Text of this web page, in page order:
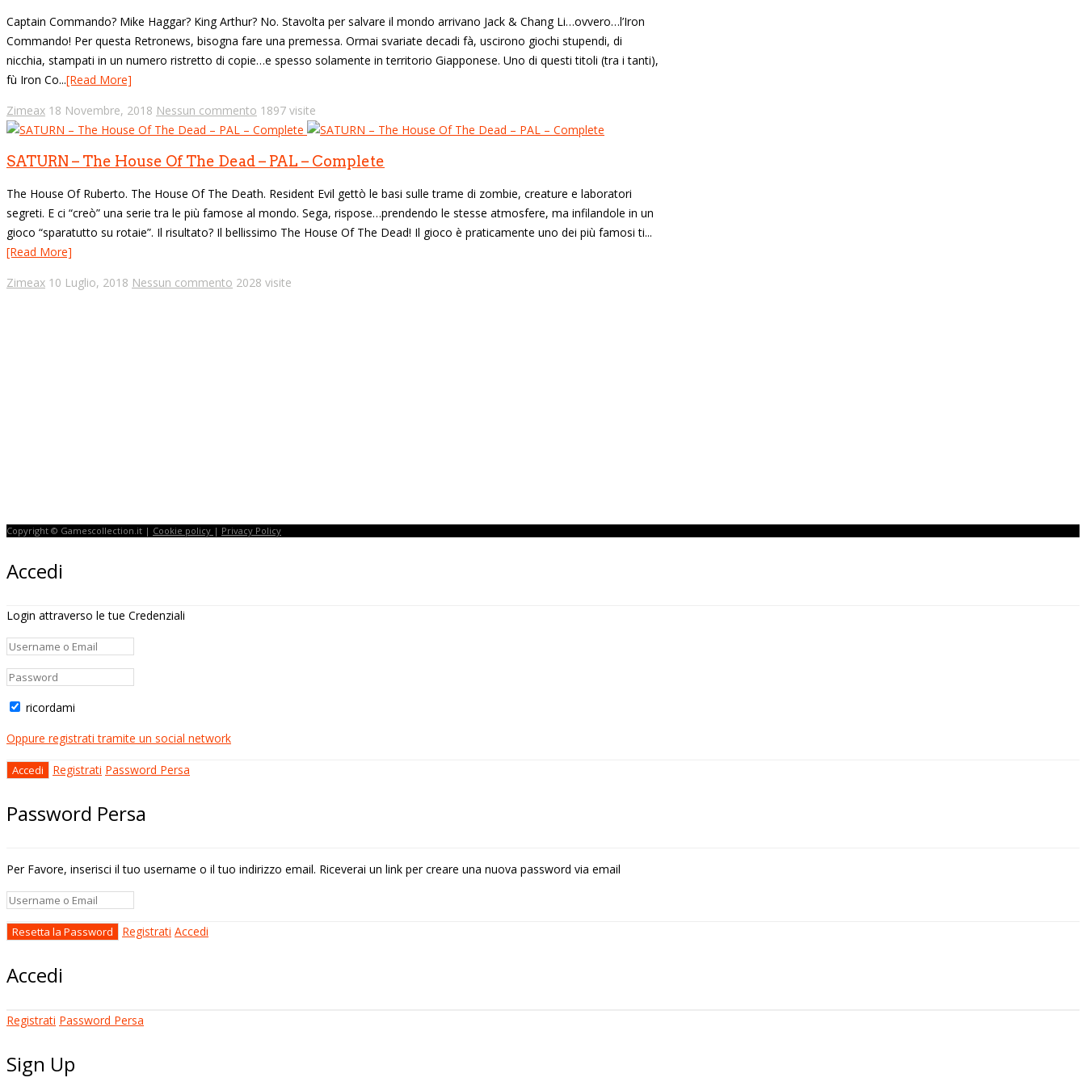
Captain Commando? Mike Haggar? King Arthur? No. Stavolta per salvare il mondo arrivano Jack & Chang Li…ovvero…l’Iron
Commando! Per questa Retronews, bisogna fare una premessa. Ormai svariate decadi fà, uscirono giochi stupendi, di
nicchia, stampati in un numero ristretto di copie…e spesso solamente in territorio Giapponese. Uno di questi titoli (tra i tanti),
fù Iron Co...[Read More]
Zimeax 18 Novembre, 2018 Nessun commento 1897 visite
SATURN – The House Of The Dead – PAL – Complete
The House Of Ruberto. The House Of The Death. Resident Evil gettò le basi sulle trame di zombie, creature e laboratori
segreti. E ci “creò” una serie tra le più famose al mondo. Sega, rispose…prendendo le stesse atmosfere, ma infilandole in un
gioco “sparatutto su rotaie”. Il risultato? Il bellissimo The House Of The Dead! Il gioco è praticamente uno dei più famosi ti...
[Read More]
Zimeax 10 Luglio, 2018 Nessun commento 2028 visite
Copyright © Gamescollection.it | Cookie policy | Privacy Policy
Accedi
Login attraverso le tue Credenziali
ricordami
Oppure registrati tramite un social network
Registrati Password Persa
Password Persa
Per Favore, inserisci il tuo username o il tuo indirizzo email. Riceverai un link per creare una nuova password via email
Registrati Accedi
Accedi
Registrati Password Persa
Sign Up